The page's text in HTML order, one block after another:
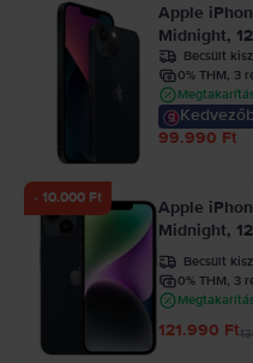
Apple
Midnight,
Becsült
0% THM, 3
99.990 Ft
- 10.000 Ft
Apple
Midnight,
Becsült
0% THM, 3
121.990 Ft